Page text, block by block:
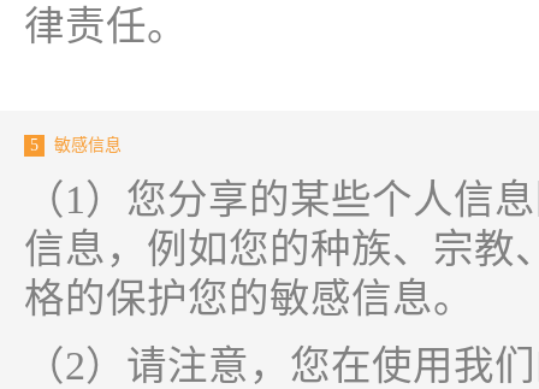
律责任。
5 敏感信息
（1）您分享的某些个人信
信息，例如您的种族、宗教
格的保护您的敏感信息。
（2）请注意，您在使用我